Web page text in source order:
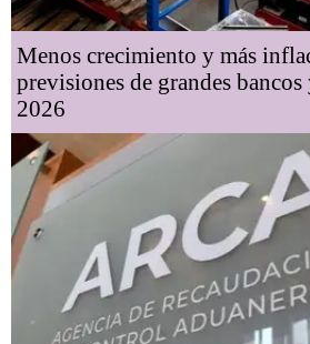
Menos crecimiento y más
previsiones de grandes
2026